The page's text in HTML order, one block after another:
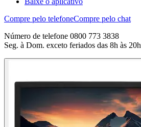
Compre pelo telefoneCompre pelo chat
Número de telefone 0800 773 3838
Seg. à Dom. exceto feriados das 8h às 20h